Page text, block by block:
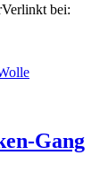
Verlinkt bei:
Gang